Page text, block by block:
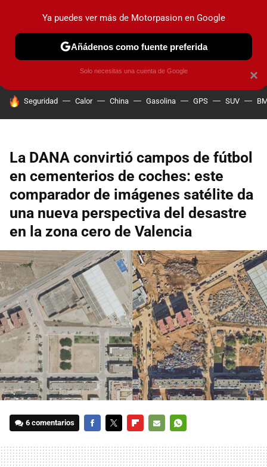
PRUEBAS COCHES ELÉCTRICOS OBSERVATORIO
HOY SE HABLA DE
Seguridad Calor China Gasolina GPS SUV
La DANA convirtió campos de fútbol
en cementerios de coches: este
comparador de imágenes satélite da
una nueva perspectiva del desastre
en la zona cero de Valencia
6 comentarios
MAIL
×
Ya puedes ver más de Motorpasion en Google
Añádenos como fuente preferida
Solo necesitas una cuenta de Google